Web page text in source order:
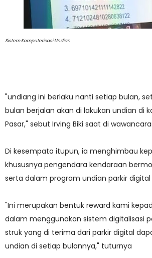
Sistem Komputerisasi Undian
"undiang ini berlaku nanti setiap bulan,
bulan berjalan akan di lakukan undian di
Pasar," sebut Irving Biki saat di
Di kesempata itupun, ia menghimbau
khususnya pengendara kendaraan
serta dalam program undian parkir digital
"Ini merupakan bentuk reward kami
dalam menggunakan sistem digitalisasi
struk yang di terima dari parkir digital
undian di setiap bulannya," tuturnya